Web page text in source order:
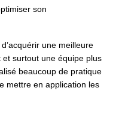
son
une meilleure
surtout une équipe plus
beaucoup de pratique
mettre en application les